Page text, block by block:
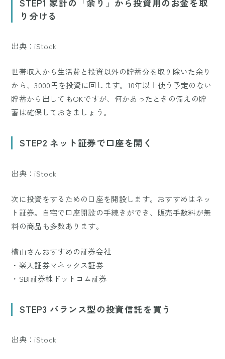
STEP1 家計の「余り」から投資用のお金を取
り分ける
出典：iStock
世帯収入から生活費と投資以外の貯蓄分を取り除いた余り
から、3000円を投資に回します。10年以上使う予定のない
貯蓄から出してもOKですが、何かあったときの備えの貯
蓄は確保しておきましょう。
STEP2 ネット証券で口座を開く
出典：iStock
次に投資をするための口座を開設します。おすすめはネッ
ト証券。自宅で口座開設の手続きができ、販売手数料が無
料の商品も多数あります。
横山さんおすすめの証券会社
・楽天証券マネックス証券
・SBI証券株ドットコム証券
STEP3 バランス型の投資信託を買う
出典：iStock